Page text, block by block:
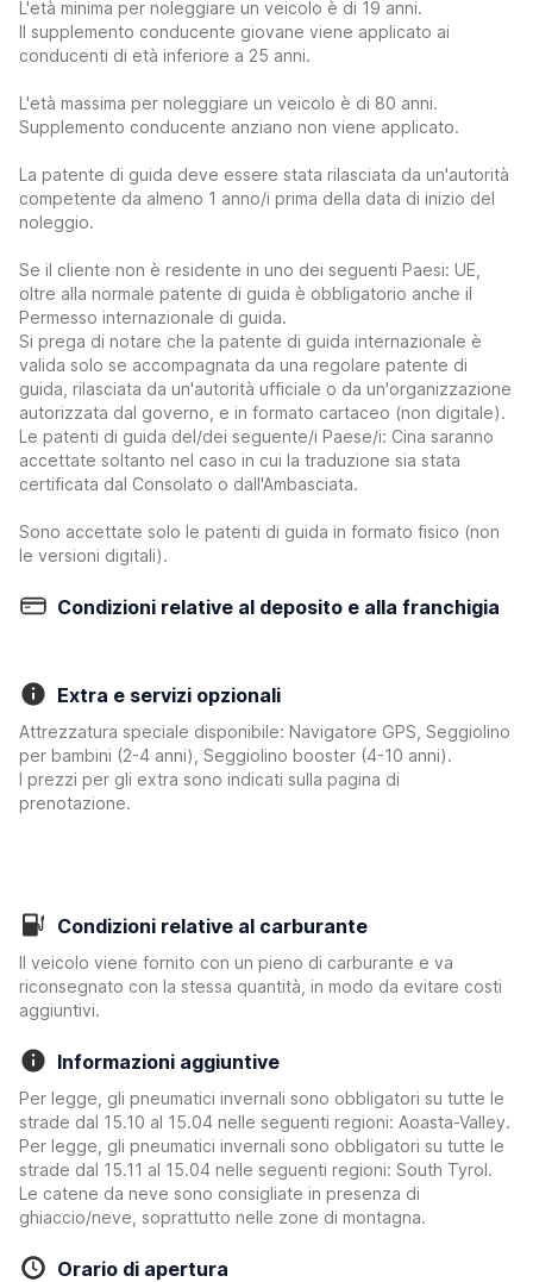
L'età minima per noleggiare un veicolo è di 19 anni.
Il supplemento conducente giovane viene applicato ai
conducenti di età inferiore a 25 anni.
L'età massima per noleggiare un veicolo è di 80 anni.
Supplemento conducente anziano non viene applicato.
La patente di guida deve essere stata rilasciata da un'autorità
competente da almeno 1 anno/i prima della data di inizio del
noleggio.
Se il cliente non è residente in uno dei seguenti Paesi: UE,
oltre alla normale patente di guida è obbligatorio anche il
Permesso internazionale di guida.
Si prega di notare che la patente di guida internazionale è
valida solo se accompagnata da una regolare patente di
guida, rilasciata da un'autorità ufficiale o da un'organizzazione
autorizzata dal governo, e in formato cartaceo (non digitale).
Le patenti di guida del/dei seguente/i Paese/i: Cina saranno
accettate soltanto nel caso in cui la traduzione sia stata
certificata dal Consolato o dall'Ambasciata.
Sono accettate solo le patenti di guida in formato fisico (non
le versioni digitali).
Condizioni relative al deposito e alla franchigia
Extra e servizi opzionali
Attrezzatura speciale disponibile: Navigatore GPS, Seggiolino
per bambini (2-4 anni), Seggiolino booster (4-10 anni).
I prezzi per gli extra sono indicati sulla pagina di
prenotazione.
Condizioni relative al carburante
Il veicolo viene fornito con un pieno di carburante e va
riconsegnato con la stessa quantità, in modo da evitare costi
aggiuntivi.
Informazioni aggiuntive
Per legge, gli pneumatici invernali sono obbligatori su tutte le
strade dal 15.10 al 15.04 nelle seguenti regioni: Aoasta-Valley.
Per legge, gli pneumatici invernali sono obbligatori su tutte le
strade dal 15.11 al 15.04 nelle seguenti regioni: South Tyrol.
Le catene da neve sono consigliate in presenza di
ghiaccio/neve, soprattutto nelle zone di montagna.
Orario di apertura